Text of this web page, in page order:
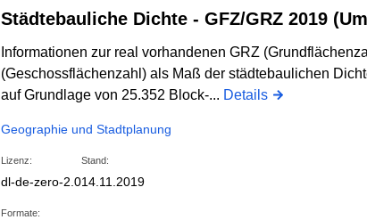
Städtebauliche Dichte - GFZ/GRZ 2019
Informationen zur real vorhandenen GRZ
(Geschossflächenzahl) als Maß der städtebaulichen
auf Grundlage von 25.352 Block-... Details
Geographie und Stadtplanung
Lizenz:
dl-de-zero-2.0
Stand:
14.11.2019
Formate: